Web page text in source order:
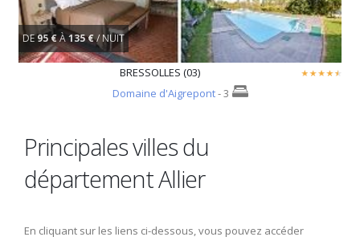
DE95 €À135 €/ NUIT
BRESSOLLES (03)
Domaine d'Aigrepont- 3
Principales villes du
département Allier
En cliquant sur les liens ci-dessous, vous pouvez accéder